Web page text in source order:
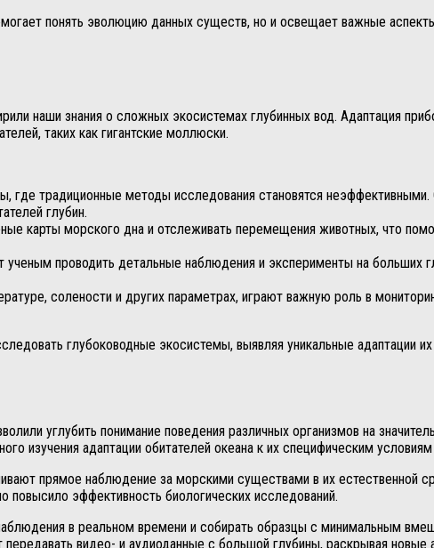
понять эволюцию данных существ, но и освещает важные
наши знания о сложных экосистемах глубинных вод. Адаптация
таких как гигантские моллюски.
где традиционные методы исследования становятся
глубин.
карты морского дна и отслеживать перемещения животных, что
ученым проводить детальные наблюдения и эксперименты на больших
солености и других параметрах, играют важную роль в
глубоководные экосистемы, выявляя уникальные адаптации
углубить понимание поведения различных организмов на
изучения адаптации обитателей океана к их специфическим
прямое наблюдение за морскими существами в их естественной
эффективность биологических исследований.
в реальном времени и собирать образцы с минимальным
видео- и аудиоданные с большой глубины, раскрывая новые